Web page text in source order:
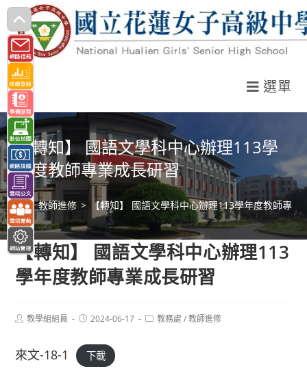
跳
轉
至
主
要
內
容
選單
【轉知】 國語文學科中心辦理113學
年度教師專業成長研習
> 教師進修 > 【轉知】 國語文學科中心辦理113學年度教師專業
【轉知】 國語文學科中心辦理113
學年度教師專業成長研習
Post教學組組員
Post2024-06-17
Post教務處 / 教師進修
來文-18-1 下載